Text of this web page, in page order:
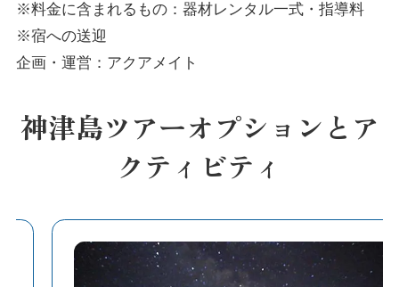
※料金に含まれるもの：器材レンタル一式・指導料
※宿への送迎
企画・運営：アクアメイト
神津島ツアーオプションとア
クティビティ